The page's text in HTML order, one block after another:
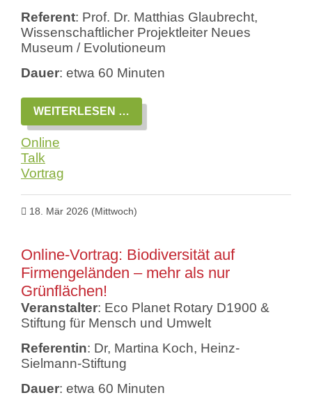
Referent: Prof. Dr. Matthias Glaubrecht,
Wissenschaftlicher Projektleiter Neues
Museum / Evolutioneum
Dauer: etwa 60 Minuten
WEITERLESEN …
VORTRAG:
KLIMA
NATUR
Online
Talk
Vortrag
18. Mär 2026 (Mittwoch)
Online-Vortrag: Biodiversität auf
Firmengeländen – mehr als nur
Grünflächen!
Veranstalter: Eco Planet Rotary D1900 &
Stiftung für Mensch und Umwelt
Referentin: Dr, Martina Koch, Heinz-
Sielmann-Stiftung
Dauer: etwa 60 Minuten